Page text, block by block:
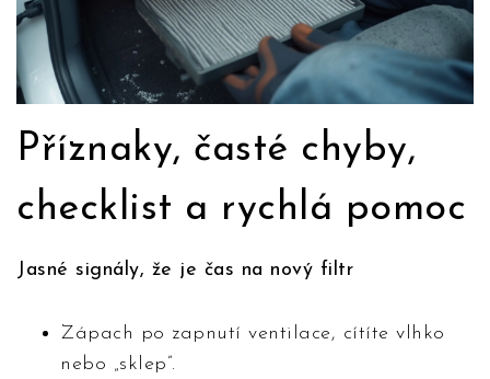
Příznaky, časté chyby,
checklist a rychlá pomoc
Jasné signály, že je čas na nový filtr
Zápach po zapnutí ventilace, cítíte vlhko
nebo „sklep”.